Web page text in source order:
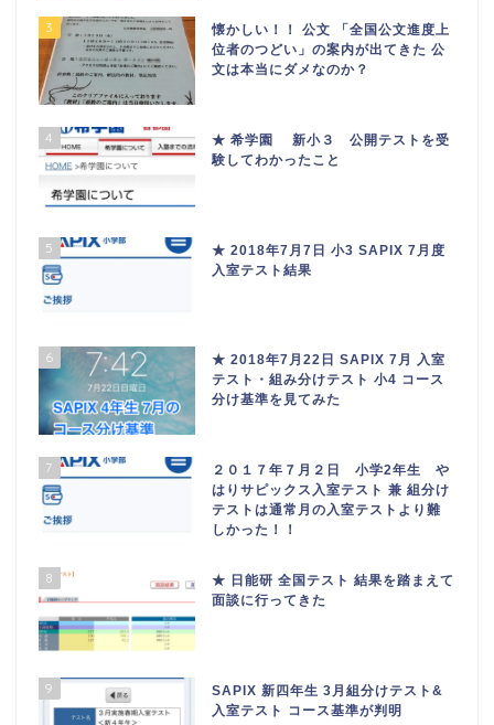
3
懐かしい！！ 公文 「全国公文進度上
位者のつどい」の案内が出てきた 公
文は本当にダメなのか？
4
★ 希学園 新小３ 公開テストを受
験してわかったこと
5
★ 2018年7月7日 小3 SAPIX 7月度
入室テスト結果
6
★ 2018年7月22日 SAPIX 7月 入室
テスト・組み分けテスト 小4 コース
分け基準を見てみた
7
２０１７年７月２日 小学2年生 や
はりサピックス入室テスト 兼 組分け
テストは通常月の入室テストより難
しかった！！
8
★ 日能研 全国テスト 結果を踏まえて
面談に行ってきた
9
SAPIX 新四年生 3月組分けテスト&
入室テスト コース基準が判明